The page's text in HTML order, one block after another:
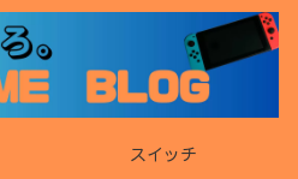
スイッチ